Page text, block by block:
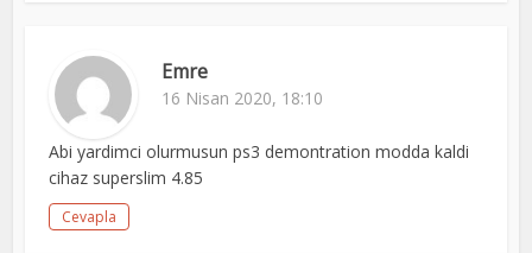
Emre
16 Nisan 2020, 18:10
Abi yardimci olurmusun ps3 demontration modda kaldi
cihaz superslim 4.85
Cevapla